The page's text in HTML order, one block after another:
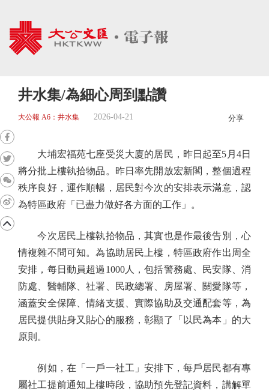
井水集/為細心周到點讚
大公報 A6：井水集 2026-04-21 分享
大埔宏福苑七座受災大廈的居民，昨日起至5月4日
將分批上樓執拾物品。昨日率先開放宏新閣，整個過程
秩序良好，運作順暢，居民對今次的安排表示滿意，認
為特區政府「已盡力做好各方面的工作」。
今次居民上樓執拾物品，其實也是作最後告別，心
情複雜不問可知。為協助居民上樓，特區政府作出周全
安排，每日動員超過1000人，包括警務處、民安隊、消
防處、醫輔隊、社署、民政總署、房屋署、關愛隊等，
涵蓋安全保障、情緒支援、實際協助及交通配套等，為
居民提供貼身又貼心的服務，彰顯了「以民為本」的大
原則。
例如，在「一戶一社工」安排下，每戶居民都有專
屬社工提前通知上樓時段，協助預先登記資料，講解單